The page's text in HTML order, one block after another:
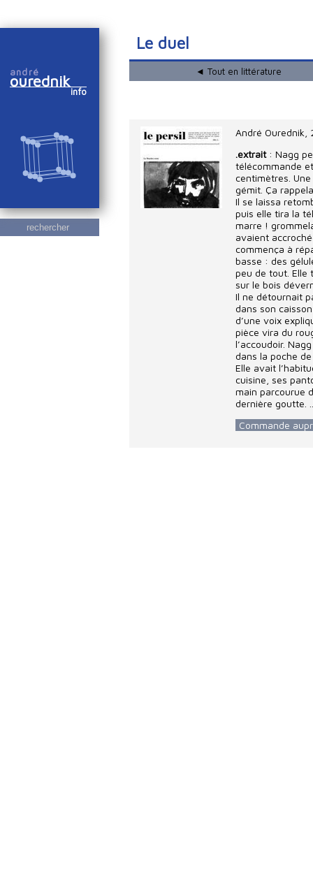
andré
ourednik
info
rechercher
Le duel
◄ Tout en littérature
André Ourednik
.extrait: Nagg
télécommande
centimètres.
gémit. Ça
Il se laissa
puis elle tira la
marre !
avaient
commença à
basse : des
peu de tout. Elle
sur le bois
Il ne détournait
dans son
d’une voix
pièce vira du
l’accoudoir.
dans la poche
Elle avait
cuisine, ses
main parcourue
dernière goutte.
Commande